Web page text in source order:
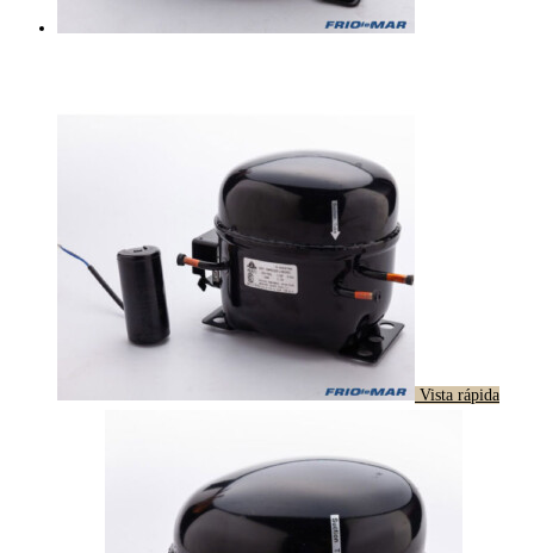
Vista rápida